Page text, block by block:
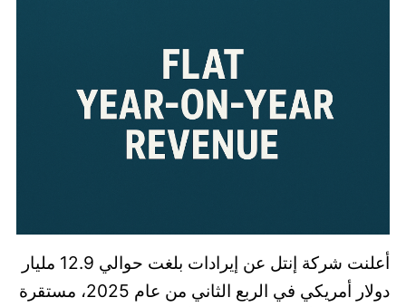
أعلنت شركة إنتل عن إيرادات بلغت حوالي 12.9 مليار
دولار أمريكي في الربع الثاني من عام 2025، مستقرة